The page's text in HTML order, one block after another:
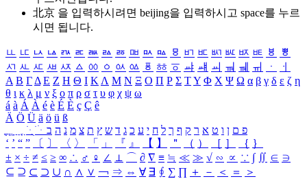
北京 을 입력하시려면 beijing을 입력하시고 space를 누르
시면 됩니다.
ㅥ ㅦ ㅧ ㅨ ㅩ ㅪ ㅫ ㅬ ㅭ ㅮ ㅯ ㅰ ㅱ ㅲ ㅳ ㅴ ㅵ ㅶ ㅷ ㅸ
ㅹ
ㅺ ㅻ ㅼ ㅽ ㅾ ㅿ ㆀ ㆁ ㆂ ㆃ ㆄ ㆅ ㆆ ㆇ ㆈ ㆉ ㆊ ㆋ ㆌ ㆍ
ㆎ
Α Β ΓΔ Ε Ζ Η Θ Ι ΚΛ Μ Ν Ξ Ο Π Ρ Σ ΤΥ Φ Χ Ψ Ω α β γ δ ε ζ η
θ ι κ λ μ ν ξ ο π ρ σ τ υ φ χ ψ ω
á à Á À é è É È ç Ç ê
Ä Ö Ü ä ö ü ß
ִֶֹ ֻּ ׁׂ פ ם ן ו ט א ר ק ף ך ל ח י ע כ ג ד ש ץ ת צ מ נ ה ב
‘ ’ “ ” 〔 〕 〈 〉 「 」 『 』 【 】 ＂ （ ） ［ ］ ｛ ｝
± × ÷ ≠ ≤ ≥ ∞ ∴ ♂ ♀ ∠ ⊥ ⌒ ∂ ∇ ≡ ≒ ≪ ≫ √ ∽ ∝ ∵ ∫ ∬ ∈ ∋
⊆ ⊇ ⊂ ⊃ ∪ ∩ ∧ ∨ ￢ ⇒ ⇔ ∀ ∃ ∮ ∑ ∏ ＋ － ＜ ＝
＞